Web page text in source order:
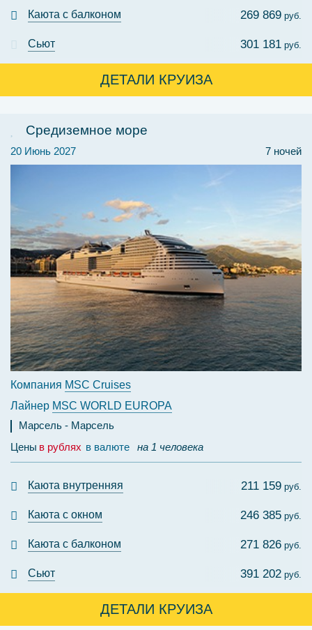
Каюта с балконом 269 869 руб.
Сьют 301 181 руб.
ДЕТАЛИ КРУИЗА
Средиземное море
7 ночей
20 Июнь 2027
Компания MSC Cruises
Лайнер MSC WORLD EUROPA
Марсель
Марсель
Цены в рублях в валюте на 1 человека
Каюта внутренняя 211 159 руб.
Каюта с окном 246 385 руб.
Каюта с балконом 271 826 руб.
Сьют 391 202 руб.
ДЕТАЛИ КРУИЗА